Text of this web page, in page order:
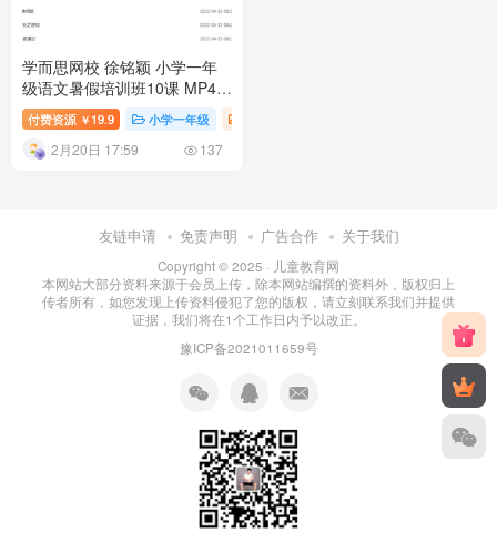
学而思网校 徐铭颖 小学一年
级语文暑假培训班10课 MP4视
频百度云网盘下载
付费资源 ￥ 19.9 小学一年级
2月20日 17:59 137
友链申请 免责声明 广告合作 关于我们
Copyright © 2025 · 儿童教育网
本网站大部分资料来源于会员上传，除本网站编撰的资料外，版权归上
传者所有，如您发现上传资料侵犯了您的版权，请立刻联系我们并提供
证据，我们将在1个工作日内予以改正。
豫ICP备2021011659号